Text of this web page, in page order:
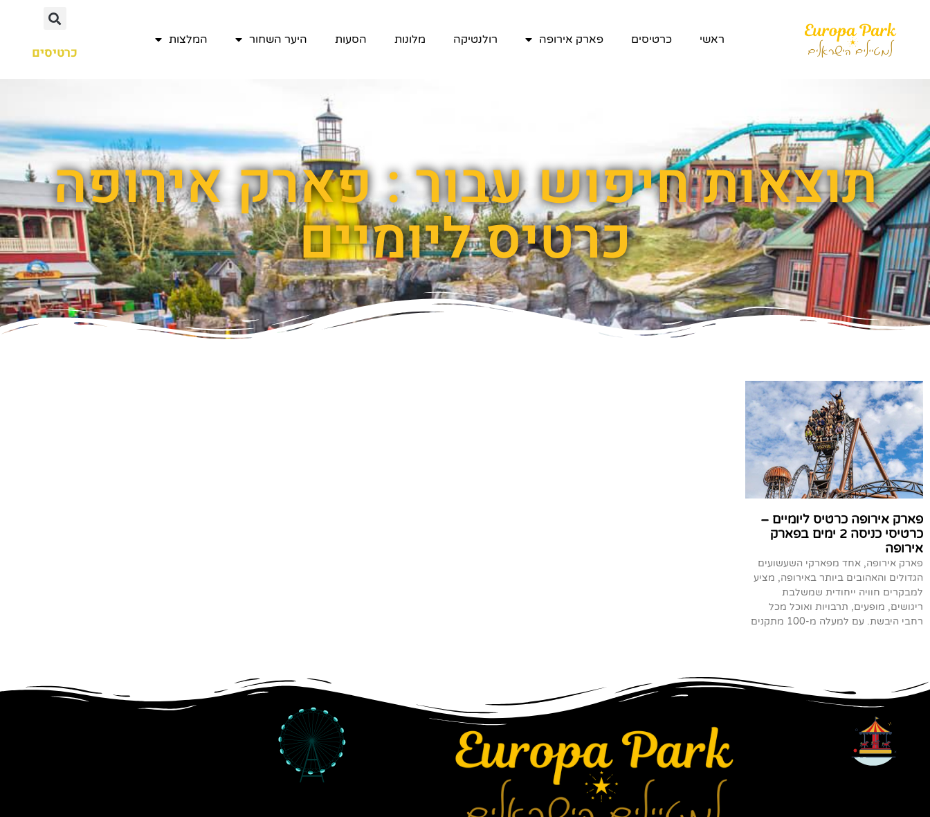
ראשי כרטיסים פארק אירופה רולנטיקה מלונות הסעות היער השחור המלצות
כרטיסים
תוצאות חיפוש עבור : פארק אירופה
כרטיס ליומיים
פארק אירופה כרטיס ליומיים –
כרטיסי כניסה 2 ימים בפארק
אירופה
פארק אירופה, אחד מפארקי השעשועים
הגדולים והאהובים ביותר באירופה, מציע
למבקרים חוויה ייחודית שמשלבת
ריגושים, מופעים, תרבויות ואוכל מכל
רחבי היבשת. עם למעלה מ-100 מתקנים